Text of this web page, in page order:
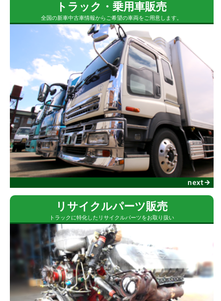
トラック・乗用車販売
全国の新車中古車情報からご希望の車両をご用意します。
リサイクルパーツ販売
トラックに特化したリサイクルパーツをお取り扱い